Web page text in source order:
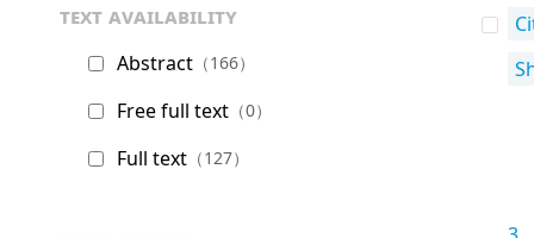
text availability
Abstract （166）
Free full text （0）
Full text （127）